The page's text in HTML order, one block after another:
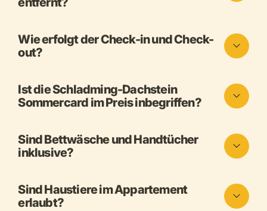
Wie erfolgt der Check-in und Check-
out?
Ist die Schladming-Dachstein
Sommercard im Preis inbegriffen?
Sind Bettwäsche und Handtücher
inklusive?
Sind Haustiere im Appartement
erlaubt?